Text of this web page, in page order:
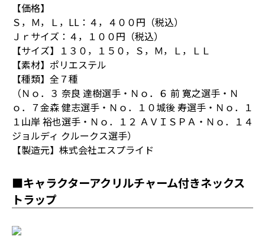
【価格】
Ｓ，Ｍ，Ｌ，LL：４，４００円（税込）
Ｊｒサイズ：４，１００円（税込）
【サイズ】１３０，１５０，Ｓ，Ｍ，Ｌ，ＬＬ
【素材】ポリエステル
【種類】全７種
（Ｎｏ．３ 奈良 達樹選手・Ｎｏ．６ 前 寛之選手・Ｎ
ｏ．７金森 健志選手・Ｎｏ．１０城後 寿選手・Ｎｏ．１
１山岸 裕也選手・Ｎｏ．１２ ＡＶＩＳＰＡ・Ｎｏ．１４
ジョルディ クルークス選手）
【製造元】株式会社エスプライド
■キャラクターアクリルチャーム付きネックス
トラップ